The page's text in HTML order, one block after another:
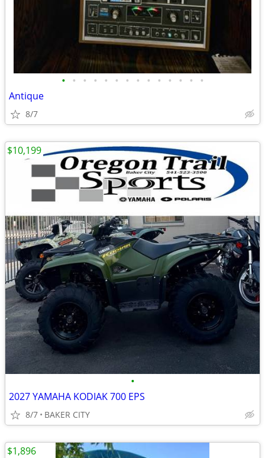
• • • • • • • • • • • • • •
Antique
8/7
•
2027 YAMAHA KODIAK 700 EPS
8/7 BAKER CITY
$10,199
$1,896